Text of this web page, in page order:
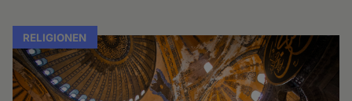
RELIGIONEN